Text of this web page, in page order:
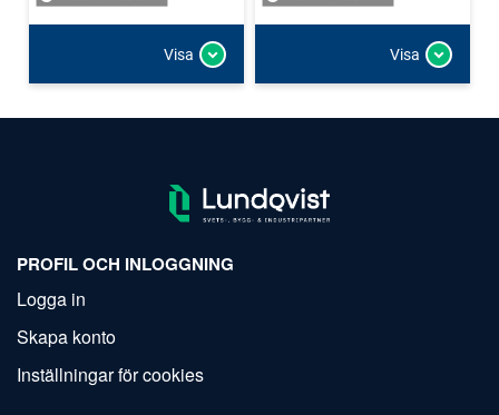
Visa Visa
PROFIL OCH INLOGGNING
Logga in
Skapa konto
Inställningar för cookies